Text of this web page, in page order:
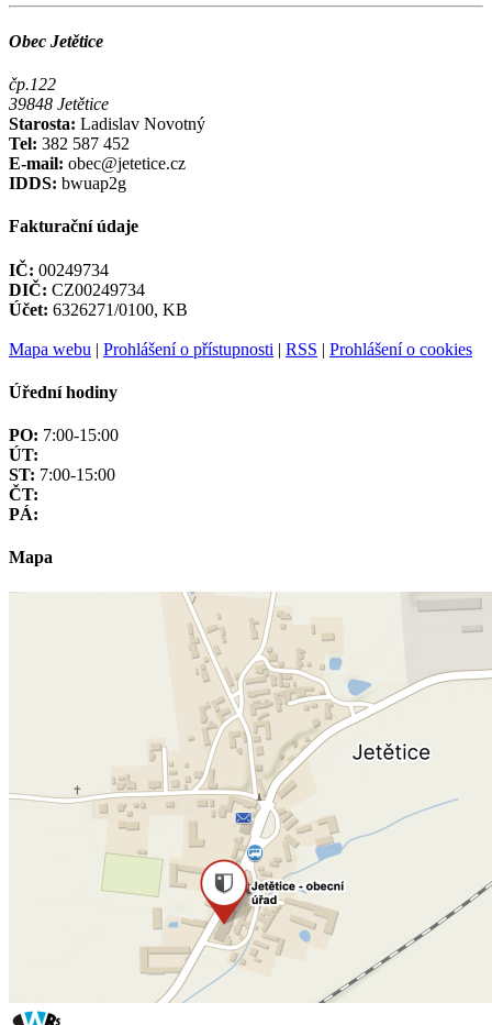
Obec Jetětice
čp.122
39848 Jetětice
Starosta: Ladislav Novotný
Tel: 382 587 452
E-mail: obec@jetetice.cz
IDDS: bwuap2g
Fakturační údaje
IČ: 00249734
DIČ: CZ00249734
Účet: 6326271/0100, KB
Mapa webu | Prohlášení o přístupnosti | RSS | Prohlášení o cookies
Úřední hodiny
PO: 7:00-15:00
ÚT:
ST: 7:00-15:00
ČT:
PÁ:
Mapa